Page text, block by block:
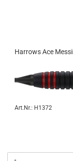
Har­rows Ace
Art.Nr.: H1372